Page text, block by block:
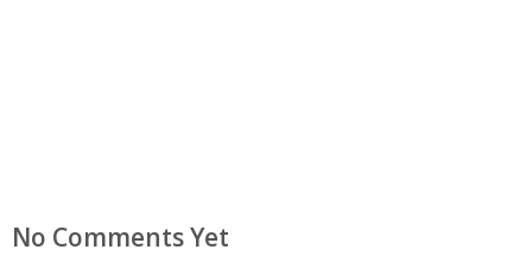
No Comments Yet